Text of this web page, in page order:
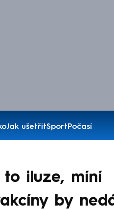
Jak ušetřitSportPočasí
iluze, míní
by